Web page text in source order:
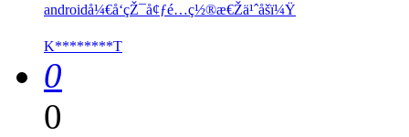
androidå¼€å‘çŽ¯å¢ƒé…ç½®æ€Žä¹ˆåšï¼Ÿ
K********T
0
0